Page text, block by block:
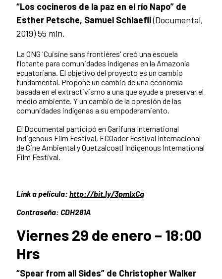
“Los cocineros de la paz en el río Napo” de
Esther Petsche, Samuel Schlaefli(Documental,
2019) 55 min.
La ONG 'Cuisine sans frontières' creó una escuela
flotante para comunidades indígenas en la Amazonía
ecuatoriana. El objetivo del proyecto es un cambio
fundamental. Propone un cambio de una economía
basada en el extractivismo a una que ayude a preservar el
medio ambiente. Y un cambio de la opresión de las
comunidades indígenas a su empoderamiento.
El Documental participó en Garifuna International
Indigenous Film Festival, ECOador Festival Internacional
de Cine Ambiental y Quetzalcoatl Indigenous International
Film Festival.
Link a película: http://bit.ly/3pmIxCq
Contraseña: CDH281A
Viernes 29 de enero – 18:00
Hrs
“Spear from all Sides” de Christopher Walker